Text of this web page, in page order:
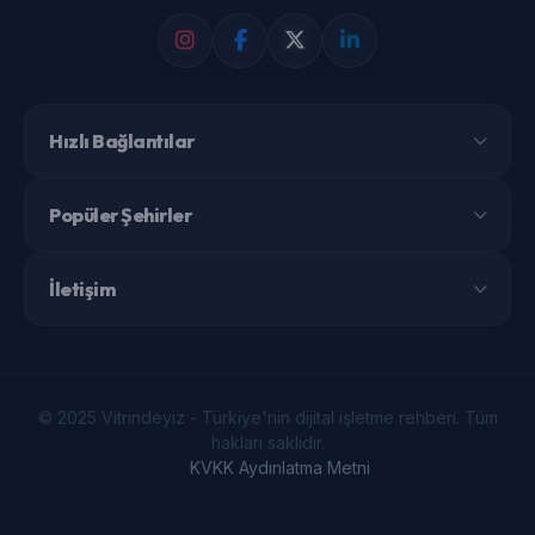
Hızlı Bağlantılar
Popüler Şehirler
İletişim
© 2025 Vitrindeyiz - Türkiye'nin dijital işletme rehberi. Tüm
hakları saklıdır.
KVKK Aydınlatma Metni